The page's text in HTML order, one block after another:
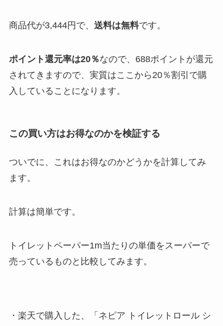
商品代が3,444円で、 送料は無料です。
ポイント還元率は20％なので、688ポイントが還元
されてきますので、実質はここから20％割引で購
入していることになります。
この買い方はお得なのかを検証する
ついでに、これはお得なのかどうかを計算してみ
ます。
計算は簡単です。
トイレットペーパー1m当たりの単価をスーパーで
売っているものと比較してみます。
・楽天で購入した、「ネピア トイレットロール シ